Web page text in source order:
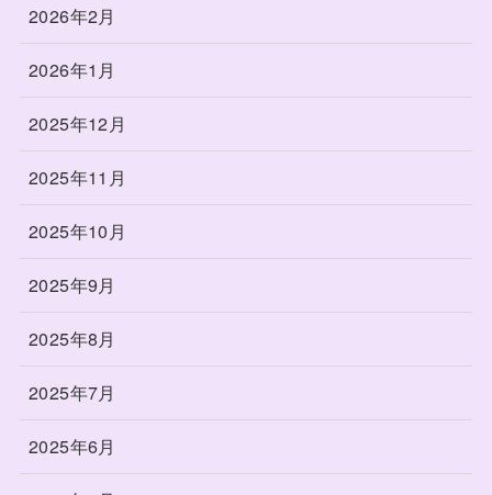
2026年2月
2026年1月
2025年12月
2025年11月
2025年10月
2025年9月
2025年8月
2025年7月
2025年6月